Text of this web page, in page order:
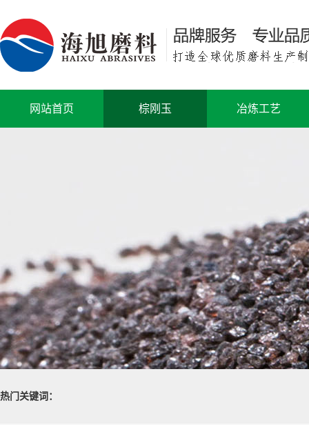
网站首页 棕刚玉 冶炼工艺
热门关键词：